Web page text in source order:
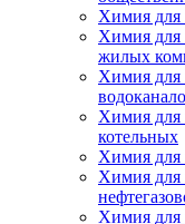
Химия для
Химия для
жилых
Химия для
Химия для
котельных
Химия для
Химия для
Химия для